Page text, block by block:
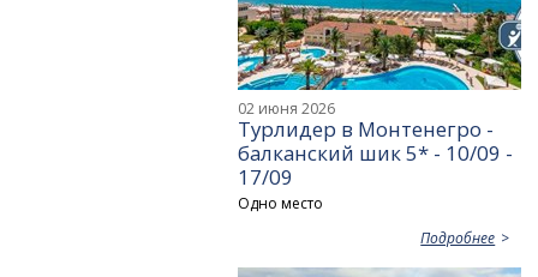
02 июня 2026
Турлидер в Монтенегро -
балканский шик 5* - 10/09 -
17/09
Одно место
Подробнее